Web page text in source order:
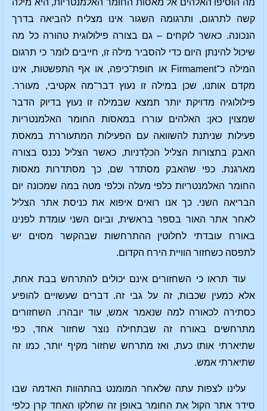
קשה לתרגום, ותרגומה השגור אינו מצליח להביאה בדרך
הנכונה. כאשר לוקחים – גם בצורה פילולוגית טהורה כל מה
שיכול להינתן היום כדי להסביר מילה זו, חייבים לומר כי תרגום
המילה כ־Firmament או חופת־כיפה, או אף התפשטות, אינו
מקדם אותנו, שכן במילה זו נעוץ דבר־מה אקטיבי, מעורר.
פילולוגיה מדויקת יותר תמצא שבמילה זו נעוץ בדיוק הדבר
שמצוין כאן: האלהים עוררו במאסות החומר האלמנטריות
פעילות שניתנת להשוואה עם הפעילות המתעוררת במאסת
האבק בתצורות הצליל הכלָדניות, כאשר הצליל נכנס בצורה
מארגנת. כפי שהאבק מסתדר שם, כך מסתדרות מאסות
החומר האלמנטריות כלפי מעלה וכלפי מטה במה שמכונה יום
הבריאה השני. כך אנו רואים איפוא את כניסת אתר הצליל
לאחר אתר האור בספר בראשית, וביום השני עומדת לפנינו
באורח עובדתי לחלוטין ההתרחשות שבהקשר מסוים יש
לתפסה כשחזור הוויית הירח הקדום.
עוד תראו כי השחזורים אינם יכולים להתרחש בבת אחת,
אלא כמעין שכבות, זה על גבי זה. דברים שעשויים להופיע
כסתירה לכאורה למה שנאמר אמש, עוד יובהרו. השחזורים
מתרחשים באורח זה שבתחילה נוצר שחזור אחד, כפי
שתיארתי אותו כעת, ואז מתרחש שחזור מקיף יותר, כמו זה
שתיארתי אמש.
עלינו לצפות עתה שלאחר המומנט בהתהוות האדמה שבו
סידר אתר הקול את החומר באופן זה שחלקו האחד קרן כלפי